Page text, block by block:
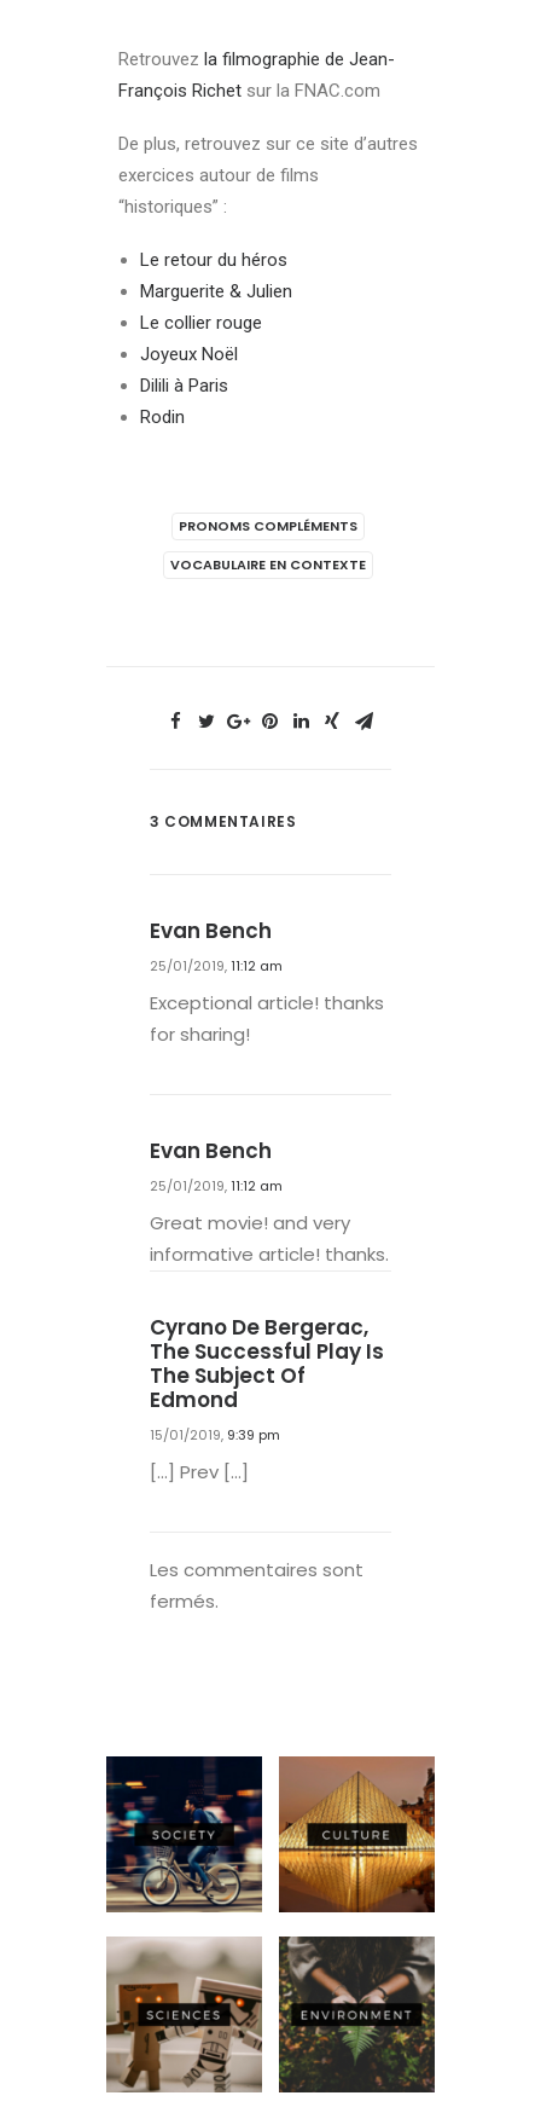
Retrouvez la filmographie de Jean-
François Richet sur la FNAC.com
De plus, retrouvez sur ce site d’autres
exercices autour de films
“historiques” :
Le retour du héros
Marguerite & Julien
Le collier rouge
Joyeux Noël
Dilili à Paris
Rodin
PRONOMS COMPLÉMENTS
VOCABULAIRE EN CONTEXTE
3 COMMENTAIRES
Evan Bench
25/01/2019,11:12 am
Exceptional article! thanks
for sharing!
Evan Bench
25/01/2019,11:12 am
Great movie! and very
informative article! thanks.
Cyrano De Bergerac,
The Successful Play Is
The Subject Of
Edmond
15/01/2019, 9:39 pm
[…] Prev […]
Les commentaires sont
fermés.